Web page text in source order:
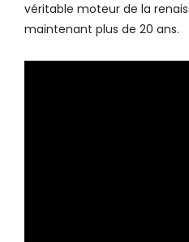
véritable moteur de la
maintenant plus de 20 ans.